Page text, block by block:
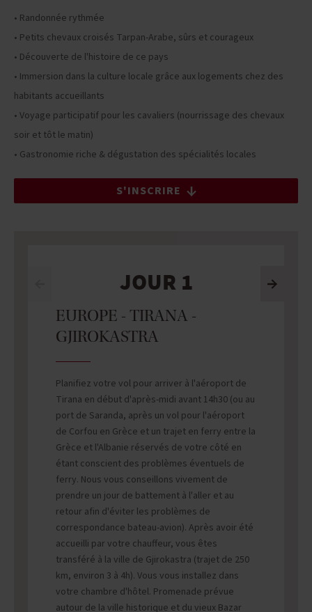
• Randonnée rythmée
• Petits chevaux croisés Tarpan-Arabe, sûrs et courageux
• Découverte de l'histoire de ce pays
• Immersion dans la culture locale grâce aux logements chez des
habitants accueillants
• Voyage participatif pour les cavaliers (nourrissage des chevaux
soir et tôt le matin)
• Gastronomie riche & dégustation des spécialités locales
S'INSCRIRE
JOUR 1
EUROPE - TIRANA -
GJIROKASTRA
Planifiez votre vol pour arriver à l'aéroport de
Tirana en début d'après-midi avant 14h30 (ou au
port de Saranda, après un vol pour l'aéroport
de Corfou en Grèce et un trajet en ferry entre la
Grèce et l'Albanie réservés de votre côté en
étant conscient des problèmes éventuels de
ferry. Nous vous conseillons vivement de
prendre un jour de battement à l'aller et au
retour afin d'éviter les problèmes de
correspondance bateau-avion). Après avoir été
accueilli par votre chauffeur, vous êtes
transféré à la ville de Gjirokastra (trajet de 250
km, environ 3 à 4h). Vous vous installez dans
votre chambre d'hôtel. Promenade prévue
autour de la ville historique et du vieux Bazar